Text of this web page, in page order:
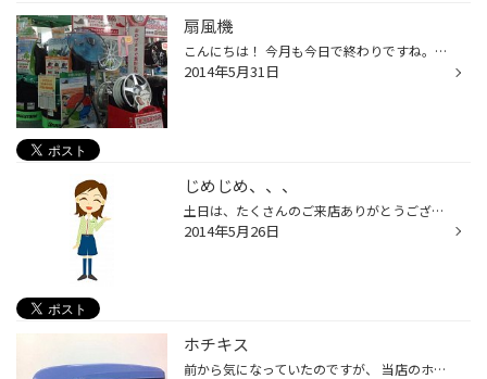
扇風機
こんにちは！ 今月も今日で終わりですね。早いです(>__
2014年5月31日
じめじめ、、、
土日は、たくさんのご来店ありがとうございました！！ 昨日に引き続き、今日もまたジメジメしてますね～。 なんと昨日あんなにジメジメジメとしていたにも関わらず、 当店では私と店長がヒートテックを着ていました(´･_･`) すごく暑かったです…。 朝の涼しさに騙されず、 天気予報をきちんと見てい...
2014年5月26日
ホチキス
前から気になっていたのですが、 当店のホチキス… 外す部分が曲がっているんです！ はずしにくい… ４つあるうち３つが曲がっていて 誰がこんなことをしたのか気になり、 周りに聞いてみると みんな知らないうちにこんな感じになってしまったそうですねぇ(´･_･`) 謎です（笑）